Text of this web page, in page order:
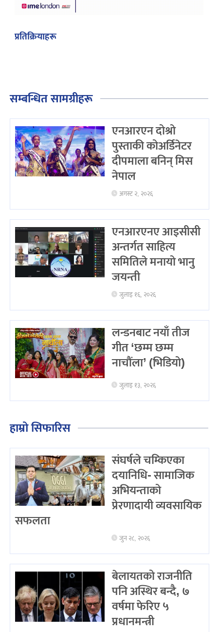
प्रतिक्रियाहरू
सम्बन्धित सामग्रीहरू
एनआरएन दोश्रो
पुस्ताकी कोअर्डिनेटर
दीपमाला बनिन् मिस
नेपाल
अगस्ट २, २०२६
एनआरएनए आइसीसी
अन्तर्गत साहित्य
समितिले मनायो भानु
जयन्ती
जुलाइ १६, २०२६
लन्डनबाट नयाँ तीज
गीत ‘छम्म छम्म
नाचौंला’ (भिडियो)
जुलाइ १३, २०२६
हाम्रो सिफारिस
संघर्षले चम्किएका
दयानिधि- सामाजिक
अभियन्ताको
प्रेरणादायी व्यवसायिक
सफलता
जुन २८, २०२६
बेलायतको राजनीति
पनि अस्थिर बन्दै, ७
वर्षमा फेरिए ५
प्रधानमन्त्री